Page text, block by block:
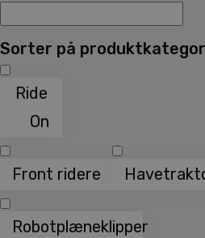
Sorter på
Ride
On
Front ridere
Robotplæneklipper